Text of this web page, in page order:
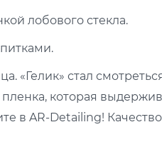
лобового стекла.
«Гелик» стал
которая
в AR-Detailing!